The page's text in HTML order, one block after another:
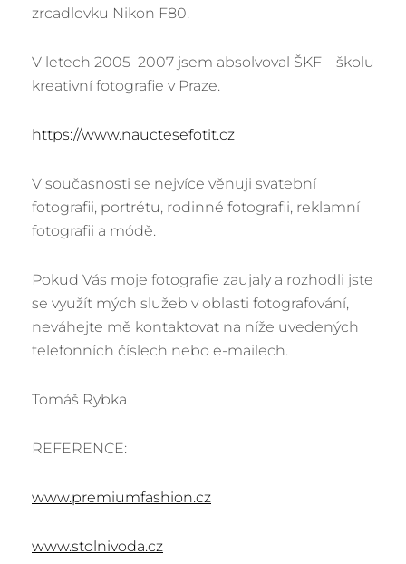
zrcadlovku Nikon F80.
V letech 2005–2007 jsem absolvoval ŠKF – školu
kreativní fotografie v Praze.
https://www.nauctesefotit.cz
V současnosti se nejvíce věnuji svatební
fotografii, portrétu, rodinné fotografii, reklamní
fotografii a módě.
Pokud Vás moje fotografie zaujaly a rozhodli jste
se využít mých služeb v oblasti fotografování,
neváhejte mě kontaktovat na níže uvedených
telefonních číslech nebo e-mailech.
Tomáš Rybka
REFERENCE:
www.premiumfashion.cz
www.stolnivoda.cz